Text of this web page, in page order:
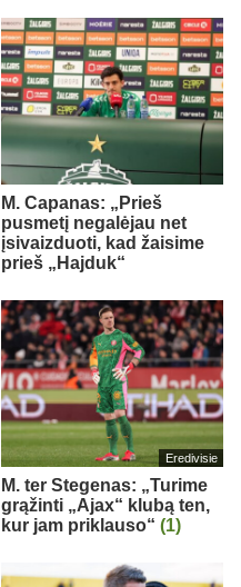
M. Capanas: „Prieš
pusmetį negalėjau net
įsivaizduoti, kad žaisime
prieš „Hajduk“
Eredivisie
M. ter Stegenas: „Turime
grąžinti „Ajax“ klubą ten,
kur jam priklauso“ (1)